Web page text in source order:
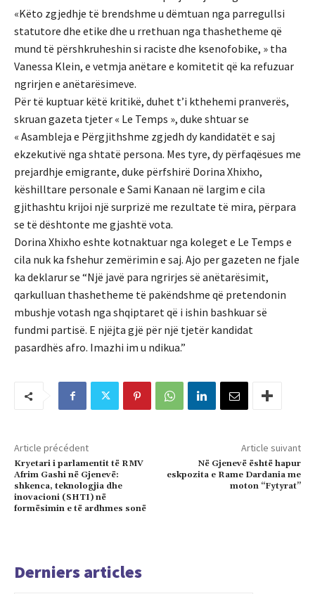
«Këto zgjedhje të brendshme u dëmtuan nga parregullsi
statutore dhe etike dhe u rrethuan nga thashetheme që
mund të përshkruheshin si raciste dhe ksenofobike, » tha
Vanessa Klein, e vetmja anëtare e komitetit që ka refuzuar
ngrirjen e anëtarësimeve.
Për të kuptuar këtë kritikë, duhet t’i kthehemi pranverës,
skruan gazeta tjeter « Le Temps », duke shtuar se
« Asambleja e Përgjithshme zgjedh dy kandidatët e saj
ekzekutivë nga shtatë persona. Mes tyre, dy përfaqësues me
prejardhje emigrante, duke përfshirë Dorina Xhixho,
këshilltare personale e Sami Kanaan në largim e cila
gjithashtu krijoi një surprizë me rezultate të mira, përpara
se të dështonte me gjashtë vota.
Dorina Xhixho eshte kotnaktuar nga koleget e Le Temps e
cila nuk ka fshehur zemërimin e saj. Ajo per gazeten ne fjale
ka deklarur se “Një javë para ngrirjes së anëtarësimit,
qarkulluan thashetheme të pakëndshme që pretendonin
mbushje votash nga shqiptaret që i ishin bashkuar së
fundmi partisë. E njëjta gjë për një tjetër kandidat
pasardhës afro. Imazhi im u ndikua.”
Article précédent
Kryetari i parlamentit të RMV
Afrim Gashi në Gjenevë:
shkenca, teknologjia dhe
inovacioni (SHTI) në
formësimin e të ardhmes sonë
Article suivant
Në Gjenevë është hapur
eskpozita e Rame Dardania me
moton “Fytyrat”
Derniers articles